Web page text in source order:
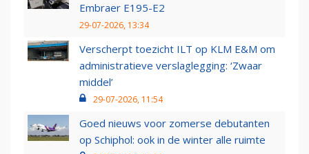
Embraer E195-E2
29-07-2026, 13:34
Verscherpt toezicht ILT op KLM E&M om
administratieve verslaglegging: ‘Zwaar
middel’
29-07-2026, 11:54
Goed nieuws voor zomerse debutanten
op Schiphol: ook in de winter alle ruimte